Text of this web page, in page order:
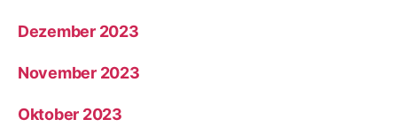
Dezember 2023
November 2023
Oktober 2023